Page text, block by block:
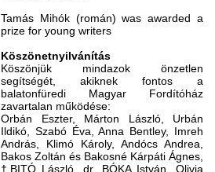
Tamás Mihók (román) was awarded a
prize for young writers
Köszönetnyilvánítás
Köszönjük mindazok önzetlen
segítségét, akiknek fontos a
balatonfüredi Magyar Fordítóház
zavartalan működése:
Orbán Eszter, Márton László, Urbán
Ildikó, Szabó Éva, Anna Bentley, Imreh
András, Klimó Károly, Andócs Andrea,
Bakos Zoltán és Bakosné Kárpáti Ágnes,
†BITÓ László, dr. BÓKA István, Olivia